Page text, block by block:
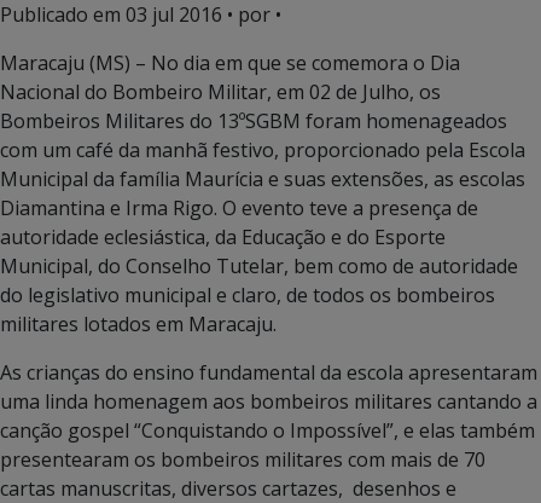
Publicado em 03 jul 2016 • por •
Maracaju (MS) – No dia em que se comemora o Dia
Nacional do Bombeiro Militar, em 02 de Julho, os
Bombeiros Militares do 13ºSGBM foram homenageados
com um café da manhã festivo, proporcionado pela Escola
Municipal da família Maurícia e suas extensões, as escolas
Diamantina e Irma Rigo. O evento teve a presença de
autoridade eclesiástica, da Educação e do Esporte
Municipal, do Conselho Tutelar, bem como de autoridade
do legislativo municipal e claro, de todos os bombeiros
militares lotados em Maracaju.
As crianças do ensino fundamental da escola apresentaram
uma linda homenagem aos bombeiros militares cantando a
canção gospel “Conquistando o Impossível”, e elas também
presentearam os bombeiros militares com mais de 70
cartas manuscritas, diversos cartazes, desenhos e